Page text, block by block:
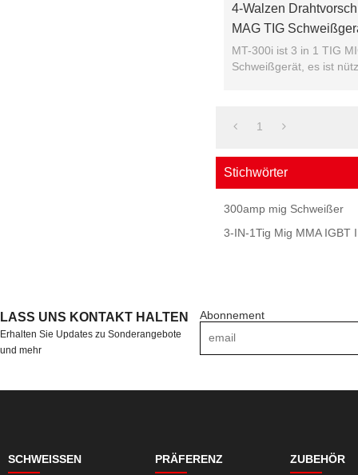
4-Walzen
MAG TIG
MT-300i ist 3 in 1 TIG
Schweißgerät, es ist
1
Stichwörter
300amp mig Schweißer
3-IN-1Tig Mig MMA IGBT
LASS UNS KONTAKT HALTEN
Erhalten Sie Updates zu Sonderangebote
und mehr
Abonnement
SCHWEISSEN PRÄFERENZ ZUBEHÖR